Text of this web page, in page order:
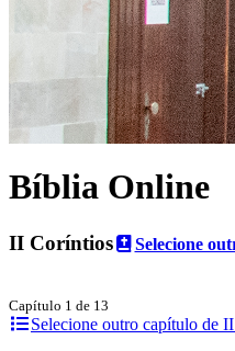
Bíblia Online
II Coríntios Selecione
Capítulo 1 de 13
Selecione outro capítulo de